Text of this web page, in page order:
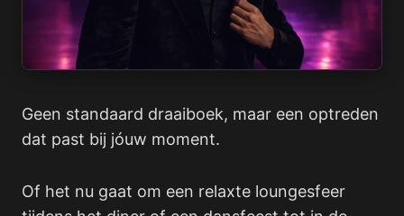
Geen standaard draaiboek, maar een optreden
dat past bij jóuw moment.
Of het nu gaat om een relaxte loungesfeer